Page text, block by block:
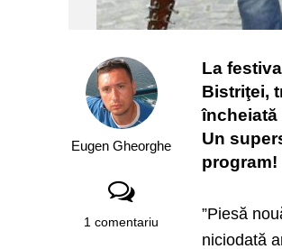
Eugen Gheorghe
1 comentariu
La
Bistriţei,
încheiată
Un
program!
”Piesă
niciodată